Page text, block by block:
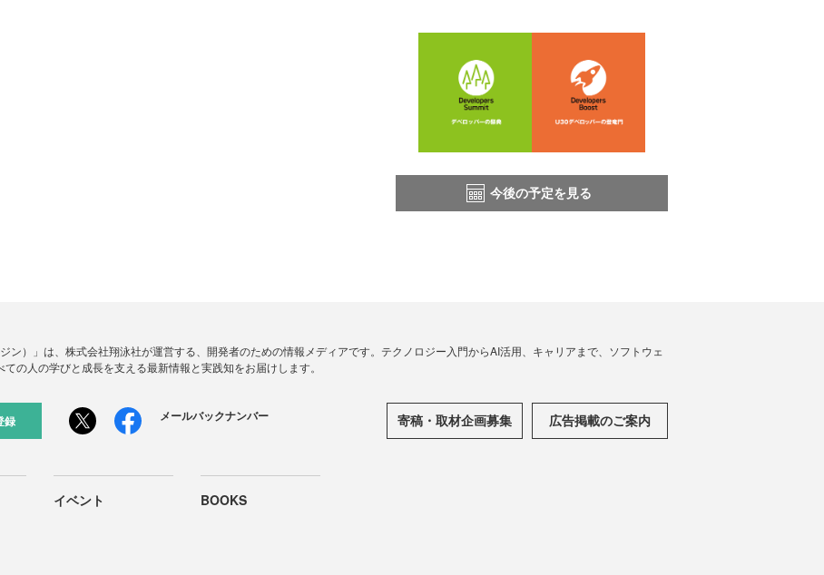
今後の予定を見る
ン）」は、株式会社翔泳社が運営する、開発者のための情報メディアです。テクノロジー入門からAI活用、キャリアまで、ソフトウェ
の人の学びと成長を支える最新情報と実践知をお届けします。
録 メールバックナンバー 寄稿・取材企画募集 広告掲載のご案内
イベント BOOKS